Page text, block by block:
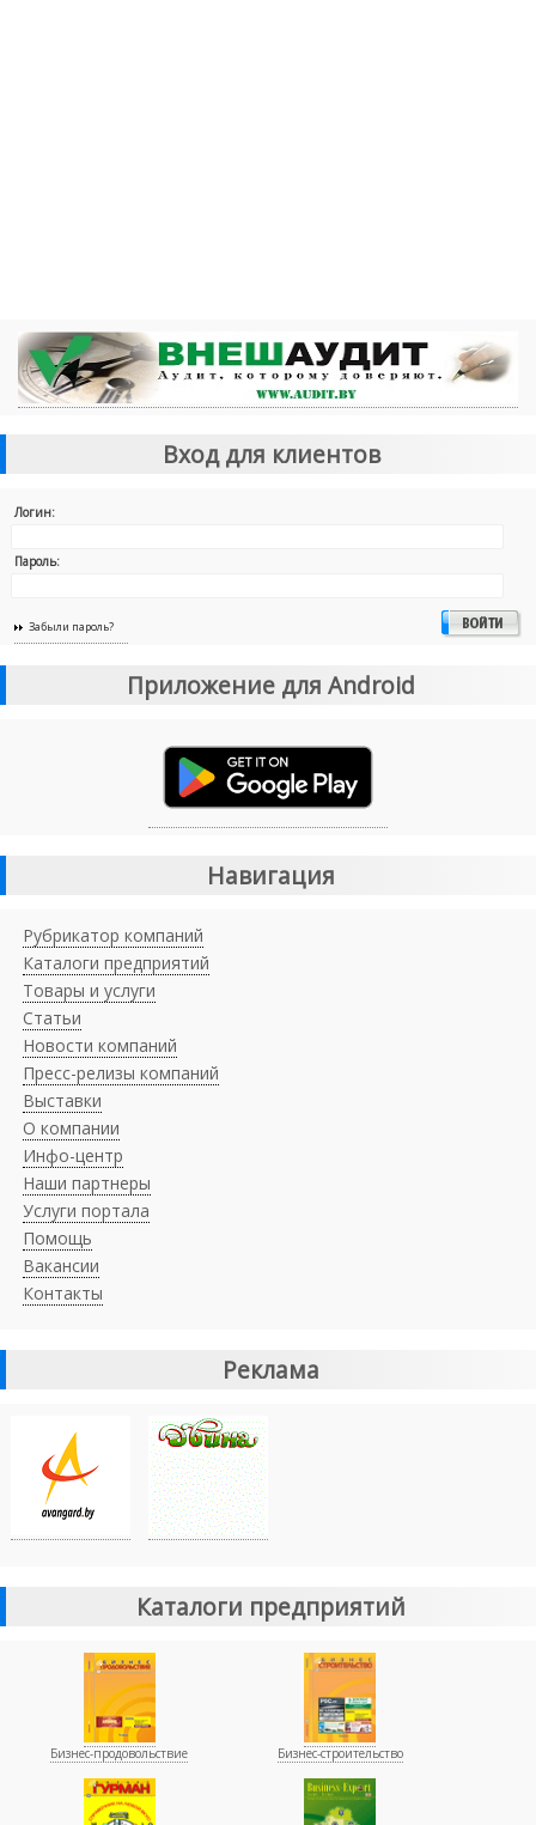
Вход для клиентов
Логин:
Пароль:
Забыли пароль?
Приложение для Android
Навигация
Рубрикатор компаний
Каталоги предприятий
Товары и услуги
Статьи
Новости компаний
Пресс-релизы компаний
Выставки
О компании
Инфо-центр
Наши партнеры
Услуги портала
Помощь
Вакансии
Контакты
Реклама
Каталоги предприятий
Бизнес-продовольствие Бизнес-строительство